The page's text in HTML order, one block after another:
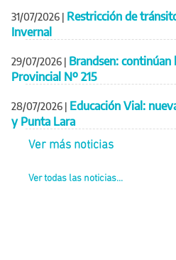
31/07/2026 | Restricción de
Invernal
29/07/2026 | Brandsen: continúan
Provincial Nº 215
28/07/2026 | Educación Vial:
y Punta Lara
Ver más noticias
Ver todas las noticias...